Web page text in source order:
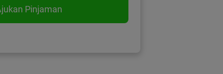
Pinjaman